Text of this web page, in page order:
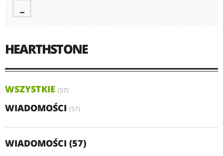
HEARTHSTONE
WSZYSTKIE (57)
WIADOMOŚCI (57)
WIADOMOŚCI (57)